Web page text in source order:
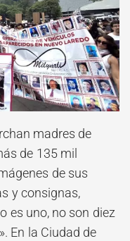
madres de
de 135 mil
de sus
y consignas,
es uno, no son diez
En la Ciudad de